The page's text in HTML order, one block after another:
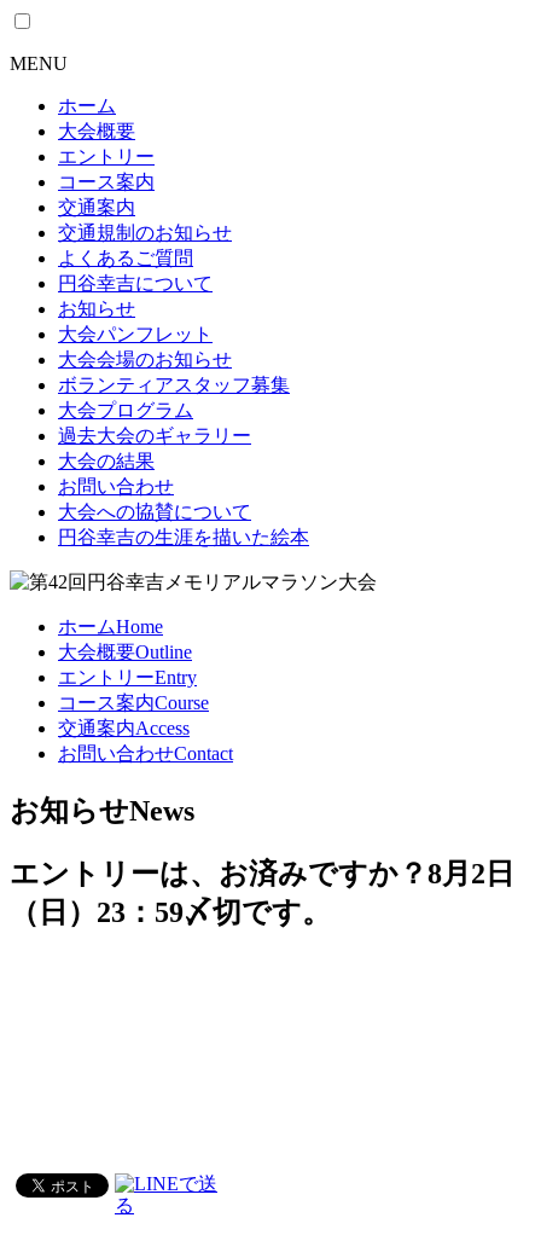
MENU
ホーム
大会概要
エントリー
コース案内
交通案内
交通規制のお知らせ
よくあるご質問
円谷幸吉について
お知らせ
大会パンフレット
大会会場のお知らせ
ボランティアスタッフ募集
大会プログラム
過去大会のギャラリー
大会の結果
お問い合わせ
大会への協賛について
円谷幸吉の生涯を描いた絵本
ホームHome
大会概要Outline
エントリーEntry
コース案内Course
交通案内Access
お問い合わせContact
お知らせNews
エントリーは、お済みですか？8月2日
（日）23：59〆切です。